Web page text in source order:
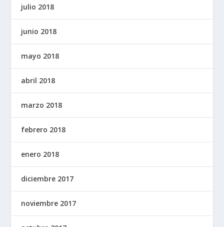
julio 2018
junio 2018
mayo 2018
abril 2018
marzo 2018
febrero 2018
enero 2018
diciembre 2017
noviembre 2017